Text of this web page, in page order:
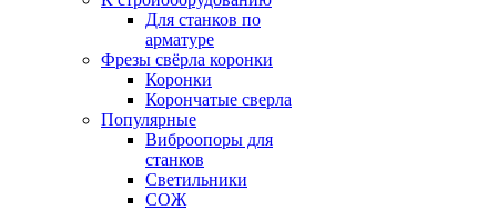
Для станков по
арматуре
Фрезы свёрла коронки
Коронки
Корончатые сверла
Популярные
Виброопоры для
станков
Светильники
СОЖ